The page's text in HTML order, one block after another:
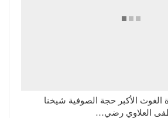
لوفاة الغوث الأكبر حجة الصوفية شيخنا
العلاوي رضي…